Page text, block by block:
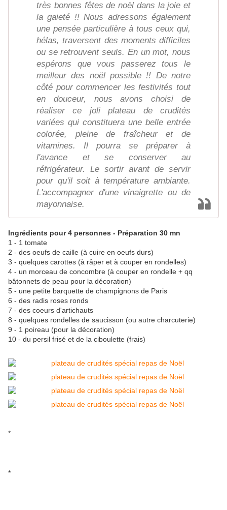
très bonnes fêtes de noël dans la joie et
la gaieté !! Nous adressons également
une pensée particulière à tous ceux qui,
hélas, traversent des moments difficiles
ou se retrouvent seuls. En un mot, nous
espérons que vous passerez tous le
meilleur des noël possible !! De notre
côté pour commencer les festivités tout
en douceur, nous avons choisi de
réaliser ce joli plateau de crudités
variées qui constituera une belle entrée
colorée, pleine de fraîcheur et de
vitamines. Il pourra se préparer à
l'avance et se conserver au
réfrigérateur. Le sortir avant de servir
pour qu'il soit à température ambiante.
L'accompagner d'une vinaigrette ou de
mayonnaise.
Ingrédients pour 4 personnes - Préparation 30 mn
1 - 1 tomate
2 - des oeufs de caille (à cuire en oeufs durs)
3 - quelques carottes (à râper et à couper en rondelles)
4 - un morceau de concombre (à couper en rondelle + qq
bâtonnets de peau pour la décoration)
5 - une petite barquette de champignons de Paris
6 - des radis roses ronds
7 - des coeurs d'artichauts
8 - quelques rondelles de saucisson (ou autre charcuterie)
9 - 1 poireau (pour la décoration)
10 - du persil frisé et de la ciboulette (frais)
*
*